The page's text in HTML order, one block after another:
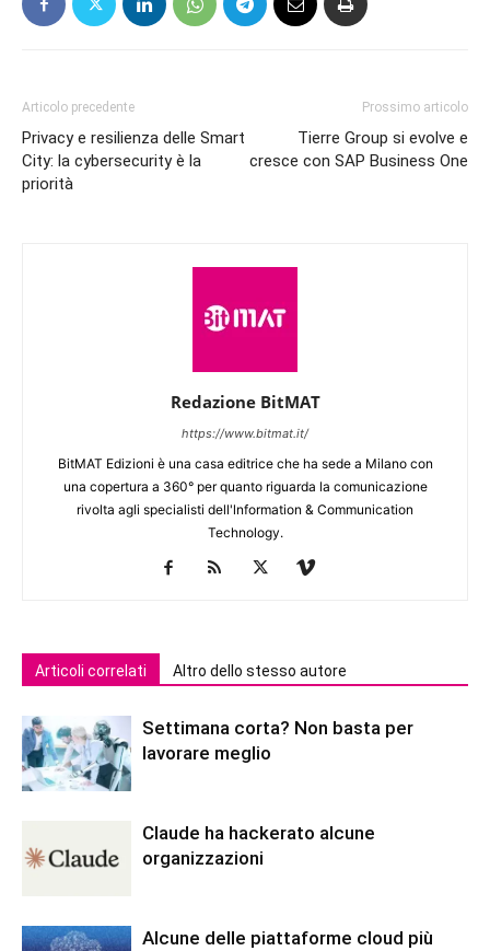
Articolo precedente
Privacy e resilienza delle Smart
City: la cybersecurity è la
priorità
Prossimo articolo
Tierre Group si evolve e
cresce con SAP Business One
Redazione BitMAT
https://www.bitmat.it/
BitMAT Edizioni è una casa editrice che ha sede a Milano con
una copertura a 360° per quanto riguarda la comunicazione
rivolta agli specialisti dell'lnformation & Communication
Technology.
Articoli correlati Altro dello stesso autore
Settimana corta? Non basta per
lavorare meglio
Claude ha hackerato alcune
organizzazioni
Alcune delle piattaforme cloud più